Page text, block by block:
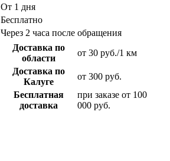
От 1 дня
Бесплатно
Через 2 часа после обращения
Доставка по
области
от 30 руб./1 км
Доставка по
Калуге
от 300 руб.
Бесплатная
доставка
при заказе от 100
000 руб.